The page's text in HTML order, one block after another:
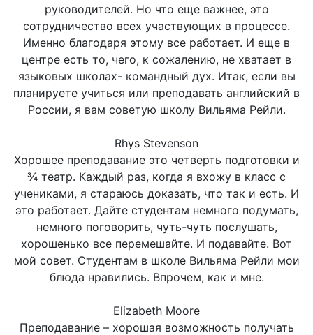
руководителей. Но что еще важнее, это
сотрудничество всех участвующих в процессе.
Именно благодаря этому все работает. И еще в
центре есть то, чего, к сожалению, не хватает в
языковых школах- командный дух. Итак, если вы
планируете учиться или преподавать английский в
России, я вам советую школу Вильяма Рейли.
Rhys Stevenson
Хорошее преподавание это четверть подготовки и
¾ театр. Каждый раз, когда я вхожу в класс с
учениками, я стараюсь доказать, что так и есть. И
это работает. Дайте студентам немного подумать,
немного поговорить, чуть-чуть послушать,
хорошенько все перемешайте. И подавайте. Вот
мой совет. Студентам в школе Вильяма Рейли мои
блюда нравились. Впрочем, как и мне.
Elizabeth Moore
Преподавание – хорошая возможность получать